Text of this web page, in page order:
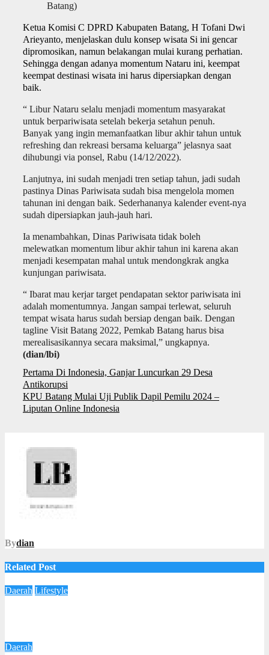
Batang)
Ketua Komisi C DPRD Kabupaten Batang, H Tofani Dwi
Arieyanto, menjelaskan dulu konsep wisata Si ini gencar
dipromosikan, namun belakangan mulai kurang perhatian.
Sehingga dengan adanya momentum Nataru ini, keempat
keempat destinasi wisata ini harus dipersiapkan dengan
baik.
“ Libur Nataru selalu menjadi momentum masyarakat
untuk berpariwisata setelah bekerja setahun penuh.
Banyak yang ingin memanfaatkan libur akhir tahun untuk
refreshing dan rekreasi bersama keluarga” jelasnya saat
dihubungi via ponsel, Rabu (14/12/2022).
Lanjutnya, ini sudah menjadi tren setiap tahun, jadi sudah
pastinya Dinas Pariwisata sudah bisa mengelola momen
tahunan ini dengan baik. Sederhananya kalender event-nya
sudah dipersiapkan jauh-jauh hari.
Ia menambahkan, Dinas Pariwisata tidak boleh
melewatkan momentum libur akhir tahun ini karena akan
menjadi kesempatan mahal untuk mendongkrak angka
kunjungan pariwisata.
“ Ibarat mau kerjar target pendapatan sektor pariwisata ini
adalah momentumnya. Jangan sampai terlewat, seluruh
tempat wisata harus sudah bersiap dengan baik. Dengan
tagline Visit Batang 2022, Pemkab Batang harus bisa
merealisasikannya secara maksimal,” ungkapnya.
(dian/lbi)
Navigasi
pos
Pertama Di Indonesia, Ganjar Luncurkan 29 Desa
Antikorupsi
KPU Batang Mulai Uji Publik Dapil Pemilu 2024 –
Liputan Online Indonesia
Bydian
Related Post
Daerah Lifestyle
Daerah